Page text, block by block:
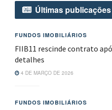
Últimas publicações
FUNDOS IMOBILIÁRIOS
FIIB11 rescinde contrato
detalhes
4 DE MARÇO DE 2026
FUNDOS IMOBILIÁRIOS